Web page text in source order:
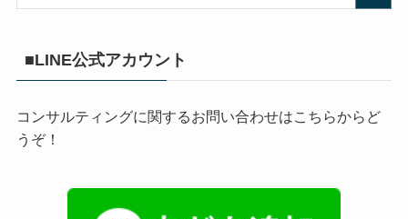
■LINE公式アカウント
コンサルティングに関するお問い合わせはこちらからど
うぞ！